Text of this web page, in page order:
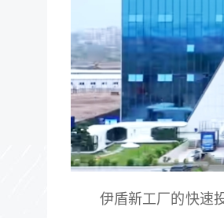
伊盾新工厂的快速